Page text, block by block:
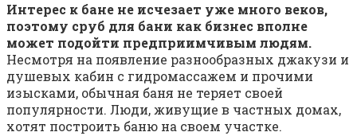
Интерес к бане не исчезает уже много веков,
поэтому сруб для бани как бизнес вполне
может подойти предприимчивым людям.
Несмотря на появление разнообразных джакузи и
душевых кабин с гидромассажем и прочими
изысками, обычная баня не теряет своей
популярности. Люди, живущие в частных домах,
хотят построить баню на своем участке.